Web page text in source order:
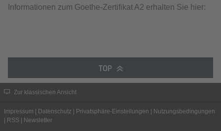
Informationen zum Goethe-Zertifikat A2 erhalten Sie hier:
TOP
Zur klassischen Ansicht
Impressum Datenschutz Privatsphäre-Einstellungen
Nutzungsbedingungen
RSS Newsletter